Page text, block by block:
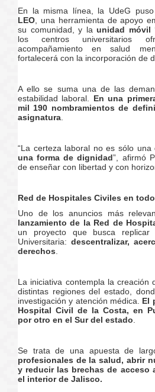
En la misma línea, la UdeG
LEO , una herramienta de apoyo
su comunidad, y la unidad móvil
los centros universitarios
acompañamiento en salud
fortalecerá con la incorporación de
A ello se suma una de las
estabilidad laboral.
En una
mil 190 nombramientos de
asignatura
“La certeza laboral no es sólo una
una forma de dignidad”, afirmó
de enseñar con libertad y con
Red de Hospitales Civiles en
Uno de los anuncios más
lanzamiento de la Red de
un proyecto que busca
Universitaria:descentralizar,
derechos
La iniciativa contempla la creación
distintas regiones del estado,
investigación y atención médica. El
Hospital Civil de la Costa, en
por otro en el Sur del estado
Se trata de una apuesta de
profesionales de la salud, abrir
y reducir las brechas de acceso
el interior de Jalisco.